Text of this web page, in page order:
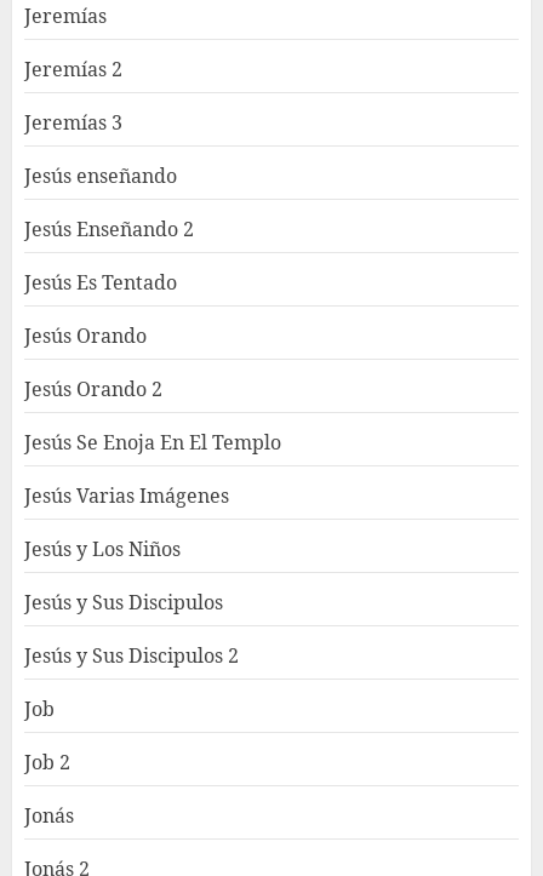
Jeremías
Jeremías 2
Jeremías 3
Jesús enseñando
Jesús Enseñando 2
Jesús Es Tentado
Jesús Orando
Jesús Orando 2
Jesús Se Enoja En El Templo
Jesús Varias Imágenes
Jesús y Los Niños
Jesús y Sus Discipulos
Jesús y Sus Discipulos 2
Job
Job 2
Jonás
Jonás 2